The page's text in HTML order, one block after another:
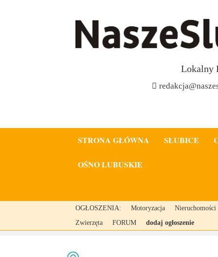
Lokalny
STRONA GŁÓWNA SŁUBICE
OŚNO LUBUSKIE
OGŁOSZENIA: Motoryzacja
Nieruchomości
Zwierzęta
FORUM dodaj ogłoszenie